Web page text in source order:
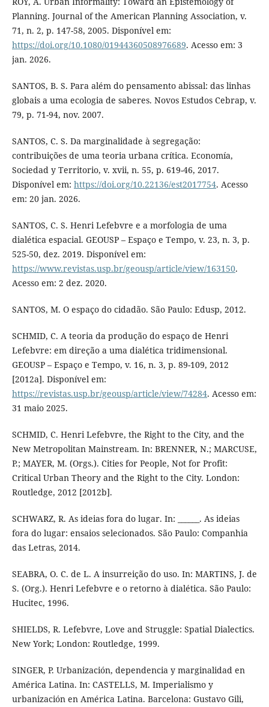
Planning. Journal of the American Planning Association, v.
71, n. 2, p. 147-58, 2005. Disponível em:
https://doi.org/10.1080/01944360508976689. Acesso em: 3
jan. 2026.
SANTOS, B. S. Para além do pensamento abissal: das linhas
globais a uma ecologia de saberes. Novos Estudos Cebrap, v.
79, p. 71-94, nov. 2007.
SANTOS, C. S. Da marginalidade à segregação:
contribuições de uma teoria urbana crítica. Economía,
Sociedad y Territorio, v. xvii, n. 55, p. 619-46, 2017.
Disponível em: https://doi.org/10.22136/est2017754. Acesso
em: 20 jan. 2026.
SANTOS, C. S. Henri Lefebvre e a morfologia de uma
dialética espacial. GEOUSP – Espaço e Tempo, v. 23, n. 3, p.
525-50, dez. 2019. Disponível em:
https://www.revistas.usp.br/geousp/article/view/163150.
Acesso em: 2 dez. 2020.
SANTOS, M. O espaço do cidadão. São Paulo: Edusp, 2012.
SCHMID, C. A teoria da produção do espaço de Henri
Lefebvre: em direção a uma dialética tridimensional.
GEOUSP – Espaço e Tempo, v. 16, n. 3, p. 89-109, 2012
[2012a]. Disponível em:
https://revistas.usp.br/geousp/article/view/74284. Acesso em:
31 maio 2025.
SCHMID, C. Henri Lefebvre, the Right to the City, and the
New Metropolitan Mainstream. In: BRENNER, N.; MARCUSE,
P.; MAYER, M. (Orgs.). Cities for People, Not for Profit:
Critical Urban Theory and the Right to the City. London:
Routledge, 2012 [2012b].
SCHWARZ, R. As ideias fora do lugar. In: ______. As ideias
fora do lugar: ensaios selecionados. São Paulo: Companhia
das Letras, 2014.
SEABRA, O. C. de L. A insurreição do uso. In: MARTINS, J. de
S. (Org.). Henri Lefebvre e o retorno à dialética. São Paulo:
Hucitec, 1996.
SHIELDS, R. Lefebvre, Love and Struggle: Spatial Dialectics.
New York; London: Routledge, 1999.
SINGER, P. Urbanización, dependencia y marginalidad en
América Latina. In: CASTELLS, M. Imperialismo y
urbanización en América Latina. Barcelona: Gustavo Gili,